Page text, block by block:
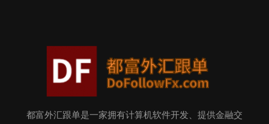
都富外汇跟单是一家拥有计算机软件开发、提供金融交